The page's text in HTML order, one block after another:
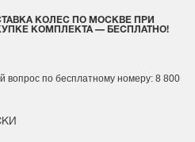
КОЛЕС ПО МОСКВЕ ПРИ
КОМПЛЕКТА — БЕСПЛАТНО!
вопрос по бесплатному номеру: 8 800